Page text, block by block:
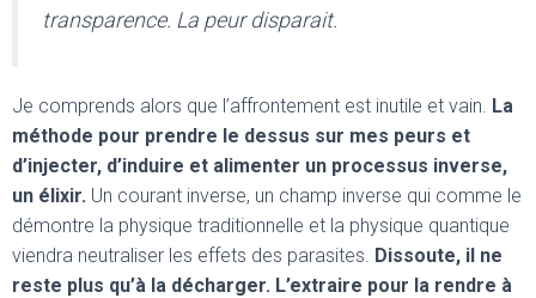
transparence. La peur disparait.
Je comprends alors que l’affrontement est inutile et vain. La
méthode pour prendre le dessus sur mes peurs et
d’injecter, d’induire et alimenter un processus inverse,
un élixir. Un courant inverse, un champ inverse qui comme le
démontre la physique traditionnelle et la physique quantique
viendra neutraliser les effets des parasites. Dissoute, il ne
reste plus qu’à la décharger. L’extraire pour la rendre à